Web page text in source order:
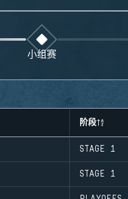
小组赛
阶段
STAGE 1
STAGE 1